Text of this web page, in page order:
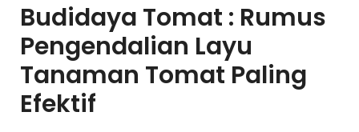
Budidaya Tomat : Rumus
Pengendalian Layu
Tanaman Tomat Paling
Efektif